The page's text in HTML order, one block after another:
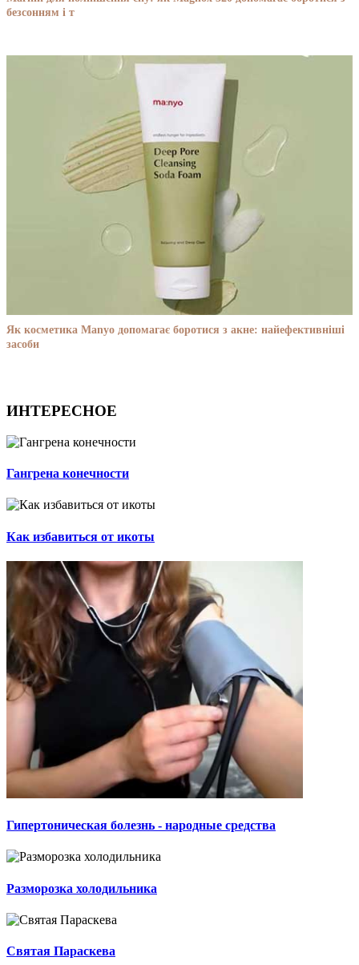
безсонням і т
Як косметика Manyo допомагає боротися з акне: найефективніші
засоби
ИНТЕРЕСНОЕ
Гангрена конечности
Как избавиться от икоты
Гипертоническая болезнь - народные средства
Разморозка холодильника
Святая Параскева